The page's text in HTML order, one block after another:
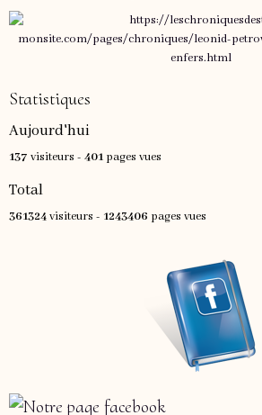
Statistiques
Aujourd'hui
137 visiteurs - 401 pages vues
Total
361324visiteurs - 1243406 pages vues